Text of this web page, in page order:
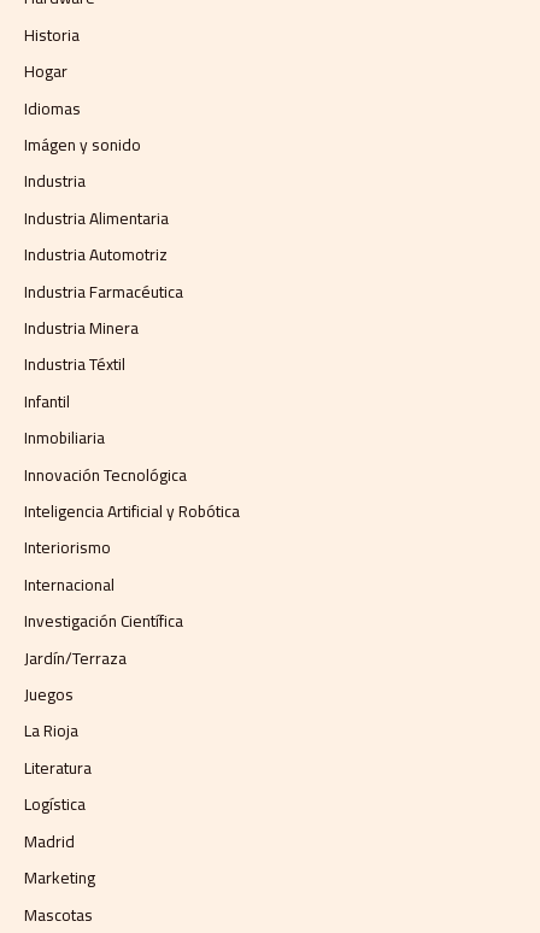
Historia
Hogar
Idiomas
Imágen y sonido
Industria
Industria Alimentaria
Industria Automotriz
Industria Farmacéutica
Industria Minera
Industria Téxtil
Infantil
Inmobiliaria
Innovación Tecnológica
Inteligencia Artificial y Robótica
Interiorismo
Internacional
Investigación Científica
Jardín/Terraza
Juegos
La Rioja
Literatura
Logística
Madrid
Marketing
Mascotas